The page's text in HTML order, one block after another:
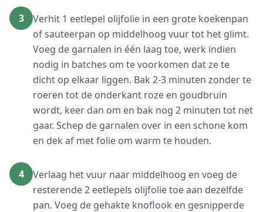
3
Verhit 1 eetlepel olijfolie in een grote koekenpan
of sauteerpan op middelhoog vuur tot het glimt.
Voeg de garnalen in één laag toe, werk indien
nodig in batches om te voorkomen dat ze te
dicht op elkaar liggen. Bak 2-3 minuten zonder te
roeren tot de onderkant roze en goudbruin
wordt, keer dan om en bak nog 2 minuten tot net
gaar. Schep de garnalen over in een schone kom
en dek af met folie om warm te houden.
4
Verlaag het vuur naar middelhoog en voeg de
resterende 2 eetlepels olijfolie toe aan dezelfde
pan. Voeg de gehakte knoflook en gesnipperde